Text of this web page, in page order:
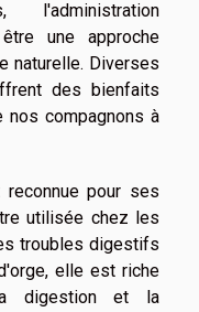
l'administration
une approche
naturelle. Diverses
des bienfaits
compagnons à
pour ses
utilisée chez les
troubles digestifs
elle est riche
digestion et la